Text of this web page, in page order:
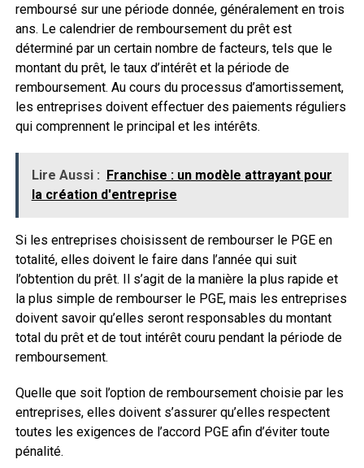
remboursé sur une période donnée, généralement en trois
ans. Le calendrier de remboursement du prêt est
déterminé par un certain nombre de facteurs, tels que le
montant du prêt, le taux d’intérêt et la période de
remboursement. Au cours du processus d’amortissement,
les entreprises doivent effectuer des paiements réguliers
qui comprennent le principal et les intérêts.
Lire Aussi : Franchise : un modèle attrayant pour
la création d'entreprise
Si les entreprises choisissent de rembourser le PGE en
totalité, elles doivent le faire dans l’année qui suit
l’obtention du prêt. Il s’agit de la manière la plus rapide et
la plus simple de rembourser le PGE, mais les entreprises
doivent savoir qu’elles seront responsables du montant
total du prêt et de tout intérêt couru pendant la période de
remboursement.
Quelle que soit l’option de remboursement choisie par les
entreprises, elles doivent s’assurer qu’elles respectent
toutes les exigences de l’accord PGE afin d’éviter toute
pénalité.